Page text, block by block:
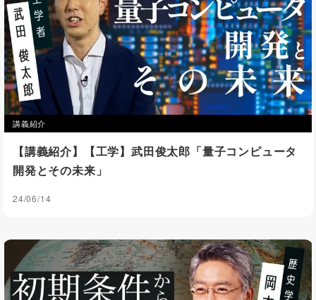
講義紹介
【講義紹介】【工学】武田俊太郎「量子コンピュータ
開発とその未来」
24/06/14